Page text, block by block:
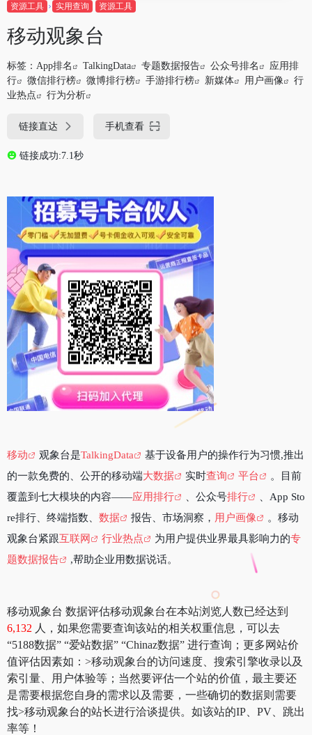
资源工具 实用查询 资源工具
移动观象台
标签： App排名 TalkingData 专题数据报告 公众号排名
应用排
行
微信排行榜 微博排行榜 手游排行榜 新媒体 用户画像
行
业热点
行为分析
链接直达 手机查看
链接成功:7.1秒
移动 观象台是TalkingData
基于设备用户的操作行为习惯,推出
的一款免费的、公开的移动端大数据 实时查询 平台
。目前
覆盖到七大模块的内容——应用排行 、公众号排行
、App Sto
re排行、终端指数、 数据 报告、市场洞察， 用户画像
。移动
观象台紧跟互联网 行业热点 为用户提供业界最具影响力的专
题数据报告
,帮助企业用数据说话。
移动观象台 数据评估移动观象台在本站浏览人数已经达到
6,132 人，如果您需要查询该站的相关权重信息，可以去
“5188数据” “爱站数据” “Chinaz数据” 进行查询；更多网站价
值评估因素如：>移动观象台的访问速度、搜索引擎收录以及
索引量、用户体验等；当然要评估一个站的价值，最主要还
是需要根据您自身的需求以及需要，一些确切的数据则需要
找>移动观象台的站长进行洽谈提供。如该站的IP、PV、跳出
率等！